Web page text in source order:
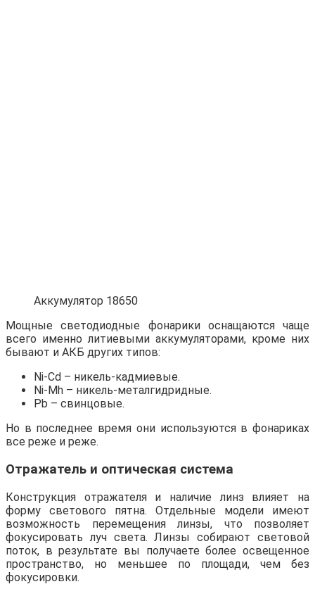
Аккумулятор 18650
Мощные светодиодные фонарики оснащаются чаще
всего именно литиевыми аккумуляторами, кроме них
бывают и АКБ других типов:
Ni-Cd – никель-кадмиевые.
Ni-Mh – никель-металгидридные.
Pb – свинцовые.
Но в последнее время они используются в фонариках
все реже и реже.
Отражатель и оптическая система
Конструкция отражателя и наличие линз влияет на
форму светового пятна. Отдельные модели имеют
возможность перемещения линзы, что позволяет
фокусировать луч света. Линзы собирают световой
поток, в результате вы получаете более освещенное
пространство, но меньшее по площади, чем без
фокусировки.